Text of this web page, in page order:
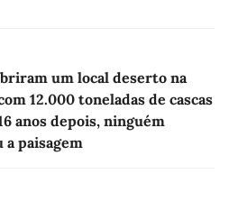
um local deserto na
12.000 toneladas de cascas
anos depois, ninguém
a paisagem